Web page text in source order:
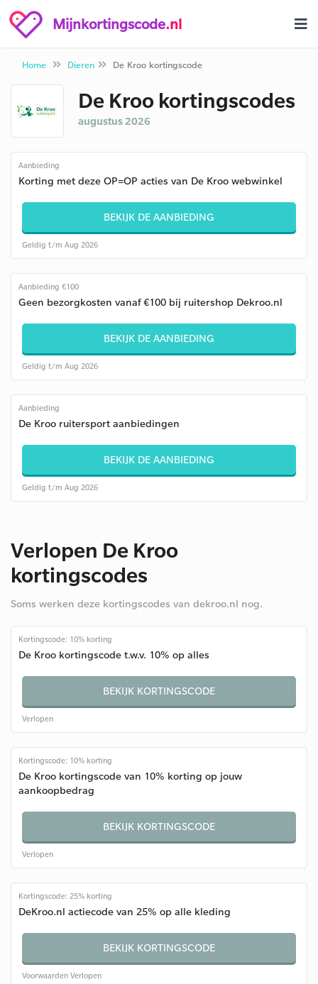
Mijnkortingscode.nl
Home Dieren De Kroo kortingscode
De Kroo kortingscodes
augustus 2026
Aanbieding
Korting met deze OP=OP acties van De Kroo webwinkel
BEKIJK DE AANBIEDING
Geldig t/m Aug 2026
Aanbieding €100
Geen bezorgkosten vanaf €100 bij ruitershop Dekroo.nl
BEKIJK DE AANBIEDING
Geldig t/m Aug 2026
Aanbieding
De Kroo ruitersport aanbiedingen
BEKIJK DE AANBIEDING
Geldig t/m Aug 2026
Verlopen De Kroo
kortingscodes
Soms werken deze kortingscodes van dekroo.nl nog.
Kortingscode: 10% korting
De Kroo kortingscode t.w.v. 10% op alles
BEKIJK KORTINGSCODE
Verlopen
Kortingscode: 10% korting
De Kroo kortingscode van 10% korting op jouw
aankoopbedrag
BEKIJK KORTINGSCODE
Verlopen
Kortingscode: 25% korting
DeKroo.nl actiecode van 25% op alle kleding
BEKIJK KORTINGSCODE
Voorwaarden Verlopen